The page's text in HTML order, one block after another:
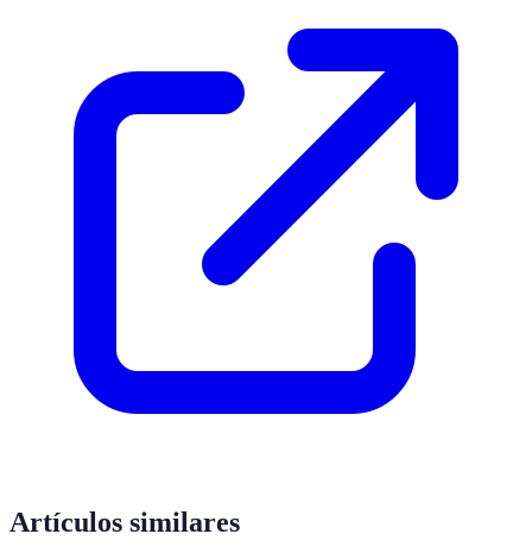
Artículos similares